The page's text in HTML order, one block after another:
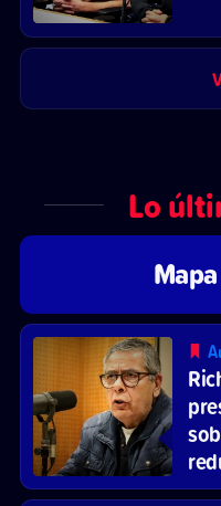
Lo